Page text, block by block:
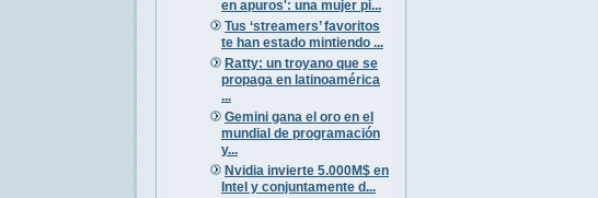
en apuros': una mujer pi...
Tus ‘streamers’ favoritos
te han estado mintiendo ...
Ratty: un troyano que se
propaga en latinoamérica
...
Gemini gana el oro en el
mundial de programación
y...
Nvidia invierte 5.000M$ en
Intel y conjuntamente d...